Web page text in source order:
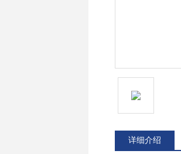
详细介绍